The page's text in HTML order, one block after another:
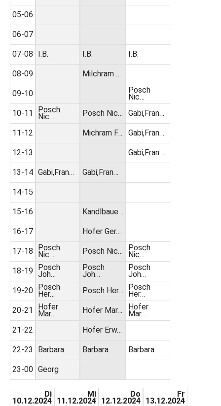
05-06
06-07
07-08
08-09
09-10
10-11
11-12
12-13
13-14
14-15
15-16
16-17
17-18
18-19
19-20
20-21
21-22
22-23
23-00
I.B.
Posch
Nic…
Gabi,Fran…
Posch
Nic…
Posch
Joh…
Posch
Her…
Hofer
Mar…
Barbara
Georg
I.B.
Milchram …
Posch Nic…
Michram F…
Gabi,Fran…
Kandlbaue…
Hofer Ger…
Posch Nic…
Posch
Joh…
Posch Her…
Hofer Mar…
Hofer Erw…
Barbara
I.B.
Posch
Nic…
Gabi,Fran…
Gabi,Fran…
Gabi,Fran…
Posch
Nic…
Posch
Joh…
Posch
Her…
Hofer
Mar…
Barbara
Di
10.12.2024
Mi
11.12.2024
Do
12.12.2024
Fr
13.12.2024